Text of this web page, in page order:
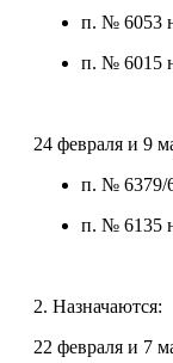
п. № 6053
п. № 6015
24 февраля и 9
п. № 6379/
п. № 6135
2. Назначаются:
22 февраля и 7